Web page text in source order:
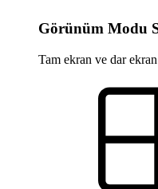
Görünüm Modu
Tam ekran ve dar ekran